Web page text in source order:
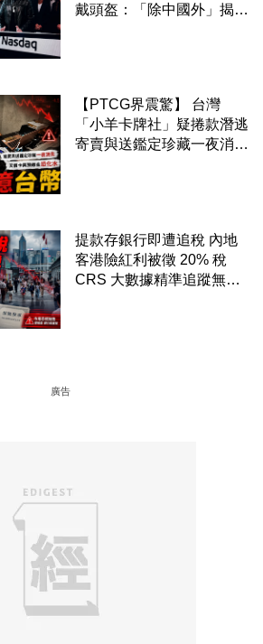
戴頭盔：「除中國外」揭上
【PTCG界震驚】 台灣
「小羊卡牌社」疑捲款潛逃
寄賣與送鑑定珍藏一夜消失
提款存銀行即遭追稅 內地
客港險紅利被徵 20% 稅
CRS 大數據精準追蹤無所
廣告